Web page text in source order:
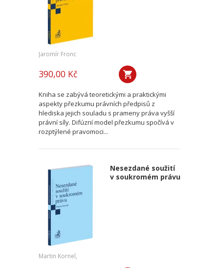
Jaromír Fronc
390,00 Kč
Kniha se zabývá teoretickými a praktickými
aspekty přezkumu právních předpisů z
hlediska jejich souladu s prameny práva vyšší
právní síly. Difúzní model přezkumu spočívá v
rozptýlené pravomoci...
Nesezdané soužití
v soukromém právu
Martin Kornel,